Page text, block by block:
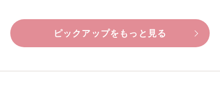
ピックアップをもっと見る